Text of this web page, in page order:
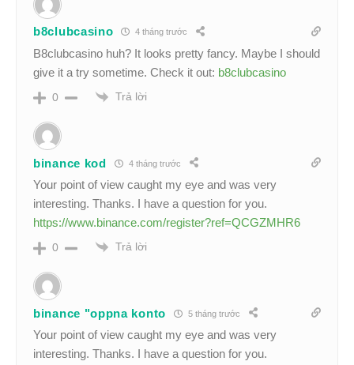
b8clubcasino 4 tháng trước
B8clubcasino huh? It looks pretty fancy. Maybe I should
give it a try sometime. Check it out: b8clubcasino
0 Trả lời
binance kod 4 tháng trước
Your point of view caught my eye and was very
interesting. Thanks. I have a question for you.
https://www.binance.com/register?ref=QCGZMHR6
0 Trả lời
binance "oppna konto 5 tháng trước
Your point of view caught my eye and was very
interesting. Thanks. I have a question for you.